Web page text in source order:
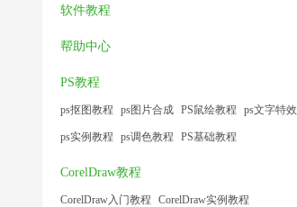
软件教程
帮助中心
PS教程
ps抠图教程 ps图片合成 PS鼠绘教程 ps文字特效
ps实例教程 ps调色教程 PS基础教程
CorelDraw教程
CorelDraw入门教程 CorelDraw实例教程